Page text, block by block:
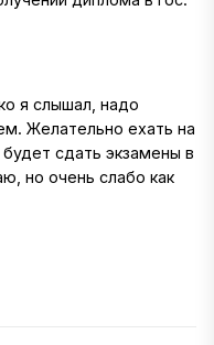
я слышал, надо
Желательно ехать на
сдать экзамены в
но очень слабо как